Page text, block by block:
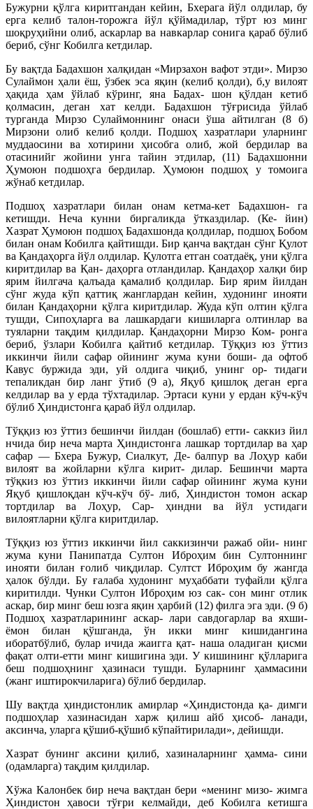
Бужурни қўлга киритгандан кейин, Бхерага йўл олдилар, бу
ерга келиб талон-торожга йўл қўймадилар, тўрт юз минг
шоқруҳийни олиб, аскарлар ва навкарлар сонига қараб бўлиб
бериб, сўнг Кобилга кетдилар.
Бу вақтда Бадахшон халқидан «Мирзахон вафот этди». Мирзо
Сулаймон ҳали ёш, ўзбек эса яқин (келиб қолди), б,у вилоят
ҳақида ҳам ўйлаб кўринг, яна Бадах- шон қўлдан кетиб
қолмасин, деган хат келди. Бадахшон тўғрисида ўйлаб
турганда Мирзо Сулаймоннинг онаси ўша айтилган (8 б)
Мирзони олиб келиб қолди. Подшоҳ хазратлари уларнинг
муддаосини ва хотирини ҳисобга олиб, жой бердилар ва
отасинийг жойини унга тайин этдилар, (11) Бадахшонни
Ҳумоюн подшоҳга бердилар. Ҳумоюн подшоҳ у томоига
жўнаб кетдилар.
Подшоҳ хазратлари билан онам кетма-кет Бадахшон- га
кетишди. Неча кунни биргаликда ўтказдилар. (Ке- йин)
Хазрат Ҳумоюн подшоҳ Бадахшонда қолдилар, подшоҳ Бобом
билан онам Кобилга қайтишди. Бир қанча вақтдан сўнг Қулот
ва Қандаҳорга йўл олдилар. Қулотга етган соатдаёқ, уни қўлга
киритдилар ва Қан- даҳорга отландилар. Қандаҳор халқи бир
ярим йилгача қалъада қамалиб қолдилар. Бир ярим йилдан
сўнг жуда кўп қаттиқ жанглардан кейин, худонинг инояти
билан Қандаҳорни қўлга киритдилар. Жуда кўп олтин қўлга
тушди, Сипоҳларга ва лашкардаги кишиларга олтинлар ва
туяларни тақдим қилдилар. Қандаҳорни Мирзо Ком- ронга
бериб, ўзлари Кобилга қайтиб кетдилар. Тўққиз юз ўттиз
иккинчи йили сафар ойининг жума куни боши- да офтоб
Кавус буржида эди, уй олдига чиқиб, унинг ор- тидаги
тепаликдан бир ланг ўтиб (9 а), Яқуб қишлоқ деган ерга
келдилар ва у ерда тўхтадилар. Эртаси куни у ердан кўч-кўч
бўлиб Ҳиндистонга қараб йўл олдилар.
Тўққиз юз ўттиз бешинчи йилдан (бошлаб) етти- саккиз йил
нчида бир неча марта Ҳиндистонга лашкар тортдилар ва ҳар
сафар — Бхера Бужур, Сиалкут, Де- балпур ва Лоҳур каби
вилоят ва жойларни кўлга кирит- дилар. Бешинчи марта
тўқкиз юз ўттиз иккинчи йили сафар ойининг жума куни
Яқуб қишлоқдан кўч-кўч бў- либ, Ҳиндистон томон аскар
тортдилар ва Лоҳур, Сар- ҳиндни ва йўл устидаги
вилоятларни қўлга киритдилар.
Тўққиз юз ўттиз иккинчи йил саккизинчи ражаб ойи- нинг
жума куни Панипатда Султон Иброҳим бин Султоннинг
инояти билан ғолиб чиқдилар. Султст Иброҳим бу жангда
ҳалок бўлди. Бу ғалаба худонинг муҳаббати туфайли қўлга
киритилди. Чунки Султон Иброҳим юз сак- сон минг отлик
аскар, бир минг беш юзга яқин ҳарбий (12) филга эга эди. (9 б)
Подшоҳ хазратларининг аскар- лари савдогарлар ва яхши-
ёмон билан қўшганда, ўн икки минг кишидангина
иборатбўлиб, булар ичида жаигга қат- наша оладиган қисми
фақат олти-етти минг кишигина эди. У кишининг қўлларига
беш подшоҳнинг ҳазинаси тушди. Буларнинг ҳаммасини
(жанг иштирокчиларига) бўлиб бердилар.
Шу вақтда ҳиндистонлик амирлар «Ҳиндистонда қа- димги
подшоҳлар хазинасидан харж қилиш айб ҳисоб- ланади,
аксинча, уларга қўшиб-қўшиб кўпайтирилади», дейишди.
Хазрат бунинг аксини қилиб, хазиналарнинг ҳамма- сини
(одамларга) тақдим қилдилар.
Хўжа Калонбек бир неча вақтдан бери «менинг мизо- жимга
Ҳиндистон ҳавоси тўғри келмайди, деб Кобилга кетишга